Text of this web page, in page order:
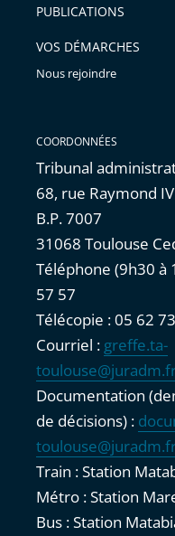
avant
PUBLICATIONS
VOS DÉMARCHES
Nous rejoindre
COORDONNÉES
Tribunal
68, rue Raymond IV
B.P. 7007
31068 Toulouse
Téléphone (9h30 à
57 57
Télécopie : 05 62
Courriel : greffe.ta-
Documentation
de décisions) :
Train : Station
Métro : Station
Bus : Station